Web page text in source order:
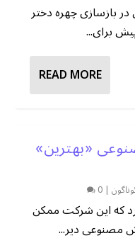
بازسازی چهره دختر
READ MORE
«بهترین»
|
0
که این شرکت ممکن
مصنوعی دیر...